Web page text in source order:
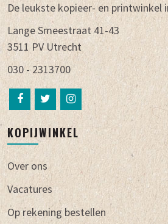
De leukste kopieer- en printwinkel
Lange Smeestraat 41-43
3511 PV Utrecht
030 - 2313700
KOPIJWINKEL
Over ons
Vacatures
Op rekening bestellen